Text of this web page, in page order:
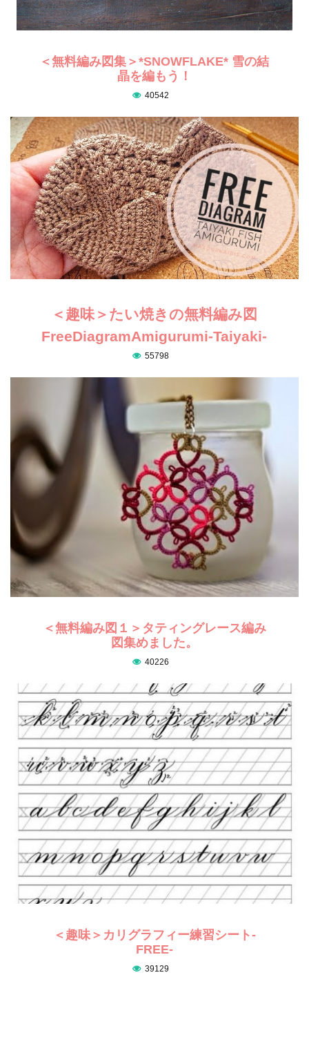
＜無料編み図集＞*SNOWFLAKE* 雪の結
晶を編もう！
40542
＜趣味＞たい焼きの無料編み図
FreeDiagramAmigurumi-Taiyaki-
55798
＜無料編み図１＞タティングレース編み
図集めました。
40226
＜趣味＞カリグラフィー練習シート-
FREE-
39129